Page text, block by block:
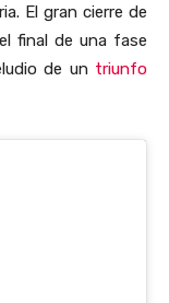
El gran cierre de
final de una fase
de un triunfo